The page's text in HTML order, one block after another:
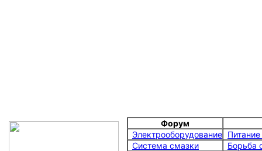
Форум
Электрооборудование
Система смазки
Борьба